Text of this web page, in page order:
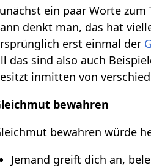
ein paar Worte zum
denkt man, das hat
erst einmal der
das sind also auch
inmitten von
bewahren
bewahren würde
Jemand greift dich an,